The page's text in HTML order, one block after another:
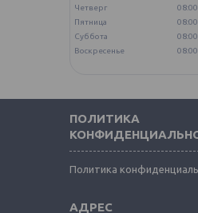
Четверг
Пятница
Суббота
Воскресенье
ПОЛИТИКА
Политика